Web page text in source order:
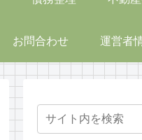
お問合わせ 運営者